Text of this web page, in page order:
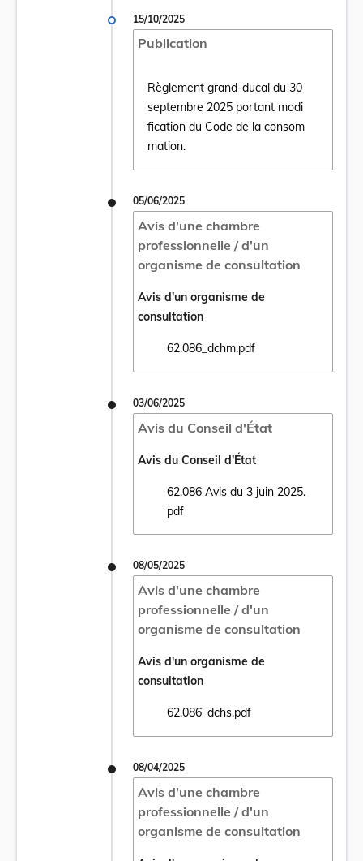
15/10/2025
Publication
Règlement grand-ducal du 30
septembre 2025 portant modi
fication du Code de la consom
mation.
Ouvrir le document Règlement grand-
05/06/2025
Avis d'une chambre
professionnelle / d'un
organisme de consultation
Avis d'un organisme de
consultation
62.086_dchm.pdf
Ouvrir le document 62.086_dchm.pdf
03/06/2025
Avis du Conseil d'État
Avis du Conseil d'État
62.086 Avis du 3 juin 2025.
pdf
Ouvrir le document 62.086 Avis du 3 juin
08/05/2025
Avis d'une chambre
professionnelle / d'un
organisme de consultation
Avis d'un organisme de
consultation
62.086_dchs.pdf
Ouvrir le document 62.086_dchs.pdf dans
08/04/2025
Avis d'une chambre
professionnelle / d'un
organisme de consultation